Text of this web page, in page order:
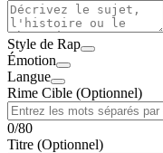
Style de Rap
Émotion
Langue
Rime Cible (Optionnel)
0/80
Titre (Optionnel)